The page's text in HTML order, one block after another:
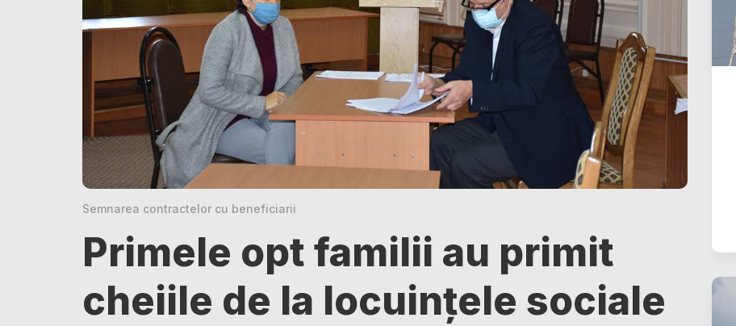
Semnarea contractelor cu beneficiarii
Primele opt familii au primit
cheiile de la locuințele sociale